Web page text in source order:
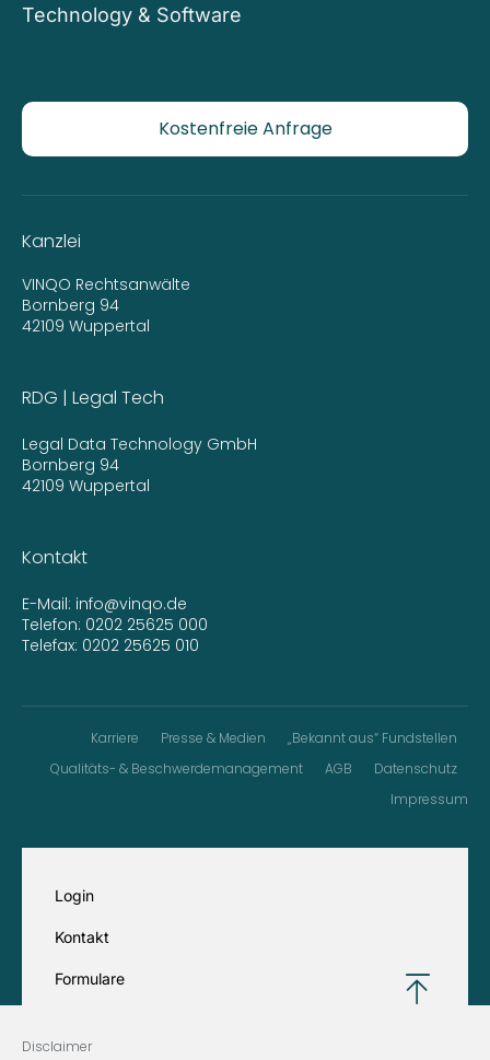
Technology & Software
Kostenfreie Anfrage
Kanzlei
VINQO Rechtsanwälte
Bornberg 94
42109 Wuppertal
RDG | Legal Tech
Legal Data Technology GmbH
Bornberg 94
42109 Wuppertal
Kontakt
E-Mail: info@vinqo.de
Telefon: 0202 25625 000
Telefax: 0202 25625 010
Karriere Presse & Medien
„Bekannt aus“ Fundstellen
Qualitäts- & Beschwerdemanagement
AGB
Datenschutz
Impressum
Login
Kontakt
Formulare
Disclaimer